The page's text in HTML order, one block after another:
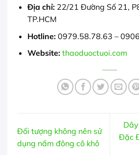
Địa chỉ:22/21 Đường Số 21,
TP.HCM
Hotline:0979.58.78.63 –
Website: thaoduoctuoi.com
Đối tượng không nên sử
dụng nấm đông cô khô
Đặc